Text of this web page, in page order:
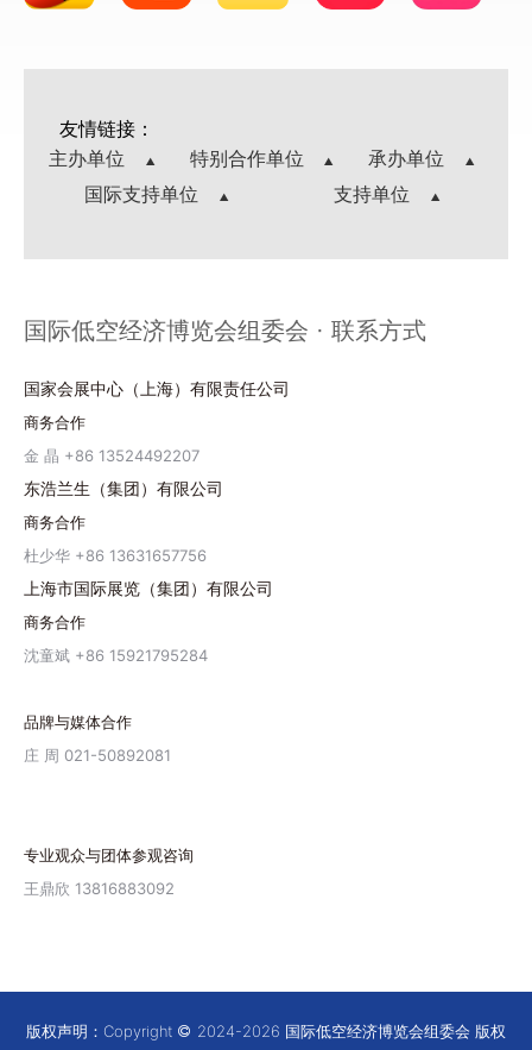
友情链接：
主办单位
特别合作单位
承办单位
国际支持单位
支持单位
国际低空经济博览会组委会 · 联系方式
国家会展中心（上海）有限责任公司
商务合作
金 晶 +86 13524492207
东浩兰生（集团）有限公司
商务合作
杜少华 +86 13631657756
上海市国际展览（集团）有限公司
商务合作
沈童斌 +86 15921795284
品牌与媒体合作
庄 周 021-50892081
专业观众与团体参观咨询
王鼎欣 13816883092
版权声明：Copyright 2024-2026 国际低空经济博览会组委会 版权